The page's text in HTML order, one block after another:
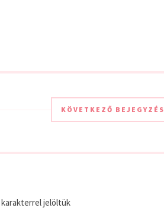
KÖVETKEZŐ BEJEGYZÉS
karakterrel jelöltük